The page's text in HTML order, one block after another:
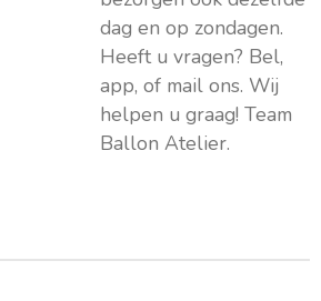
dag en op zondagen.
Heeft u vragen? Bel,
app, of mail ons. Wij
helpen u graag! Team
Ballon Atelier.